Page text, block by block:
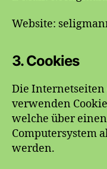
Website:
3. Cookies
Die Internetseiten
verwenden
welche über
Computersystem
werden.